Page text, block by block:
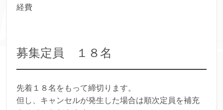
経費
募集定員 １８名
先着１８名をもって締切ります。
但し、キャンセルが発生した場合は順次定員を補充